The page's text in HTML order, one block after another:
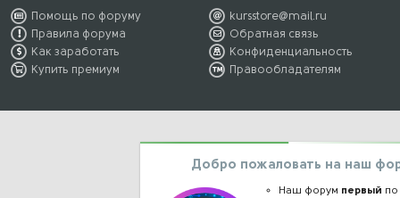
Помощь по форуму
Правила форума
Как заработать
Купить премиум
kursstore@mail.ru
Обратная связь
Конфиденциальность
Правообладателям
Добро пожаловать на наш
Наш форум первый